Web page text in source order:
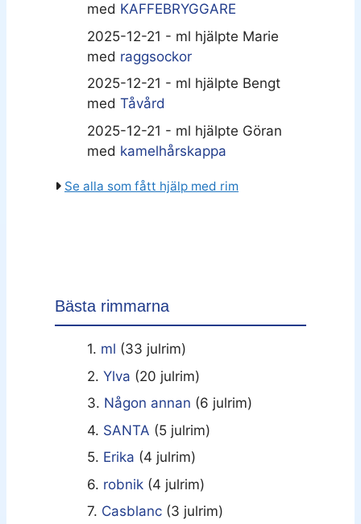
med KAFFEBRYGGARE
2025-12-21 - ml hjälpte Marie
med raggsockor
2025-12-21 - ml hjälpte Bengt
med Tåvård
2025-12-21 - ml hjälpte Göran
med kamelhårskappa
Se alla som fått hjälp med rim
Bästa rimmarna
1. ml (33 julrim)
2. Ylva (20 julrim)
3. Någon annan (6 julrim)
4. SANTA (5 julrim)
5. Erika (4 julrim)
6. robnik (4 julrim)
7. Casblanc (3 julrim)